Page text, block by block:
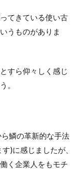
てきている使い古
うものがありま
すら仰々しく感じ
。
鱗の革新的な手法
)に感じましたが、
く企業人をもモチ